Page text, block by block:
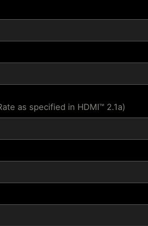
as specified in HDMI™ 2.1a)